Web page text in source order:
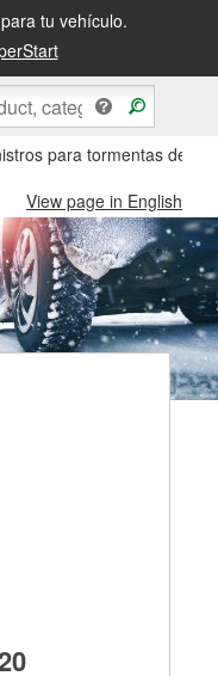
tu vehículo.
para tormentas de
View page in English